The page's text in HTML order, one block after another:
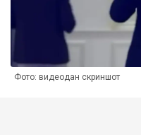
Фото: видеодан скриншот